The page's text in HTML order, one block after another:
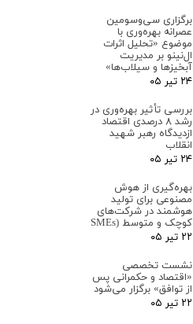
برگزاری سی‌وسومین
عصرانه بهره‌وری با
موضوع «تحلیل اثرات
ال‌نینو بر مدیریت
آبخیزها و سیلاب‌ها»
۲۴ تیر ۰۵
بررسی تأثیر بهره‌وری در
رشد ۸ درصدی اقتصاد
ازدیدگاه رهبر شهید
انقلاب
۲۴ تیر ۰۵
بهره‌گیری از هوش
مصنوعی برای تولید
هوشمند در شرکت‌های
کوچک و متوسط (SMEs
۲۲ تیر ۰۵
نشست تخصصی
«اقتصاد و حکمرانی پس
از توافق» برگزار می‌شود
۲۲ تیر ۰۵